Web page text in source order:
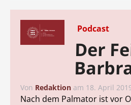
Podcast
Der
Von Redaktion am 18. April
Nach dem Palmator ist vor